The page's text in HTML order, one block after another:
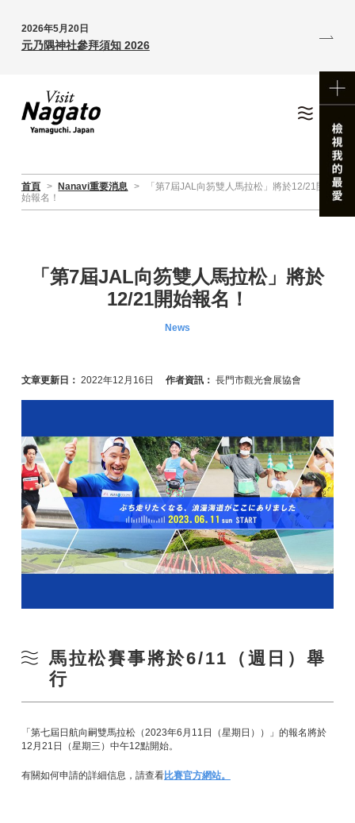
2026年5月20日
元乃隅神社參拜須知 2026
首頁 > Nanavi重要消息 >
「第7屆JAL向笏雙人馬拉松」將於12/21開
始報名！
「第7屆JAL向笏雙人馬拉松」將於
12/21開始報名！
News
文章更新日： 2022年12月16日 作者資訊： 長門市觀光會展協會
馬拉松賽事將於6/11（週日）舉
行
「第七屆日航向嗣雙馬拉松（2023年6月11日（星期日））」的報名將於
12月21日（星期三）中午12點開始。
有關如何申請的詳細信息，請查看比賽官方網站。